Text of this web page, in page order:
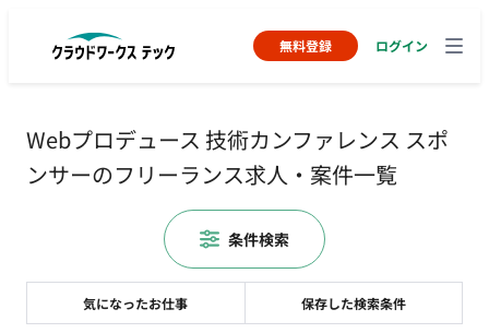
無料登録 ログイン
Webプロデュース 技術カンファレンス スポ
ンサーのフリーランス求人・案件一覧
気になったお仕事 保存した検索条件
条件検索